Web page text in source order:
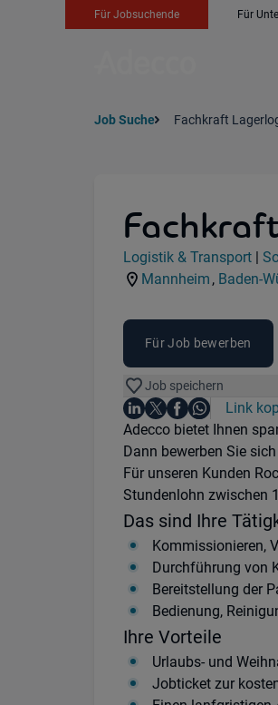
Für Jobsuchende Für
Job Suche Fachkraft
Jobdetails
Kategorie:
Logistik & Transport |
Standorte:
Mannheim ,
Region:
Baden-
Für Job bewerben
Job speichern
Teile diesen Job
Auf LinkedIn teilen
Auf X teilen
Auf Facebook
Auf
Link
Einleitung
Adecco bietet Ihnen
Dann bewerben Sie
Für unseren Kunden
Stundenlohn zwischen
Das sind Ihre
Kommissionieren,
Durchführung von
Bereitstellung der
Bedienung,
Ihre Vorteile
Urlaubs- und
Jobticket zur